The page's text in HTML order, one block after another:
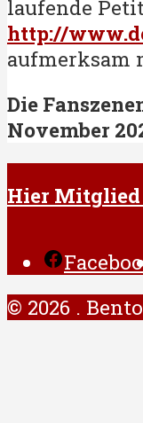
laufende
http://
aufmerksam
Die
November
Hier Mitglied
© 2026 .